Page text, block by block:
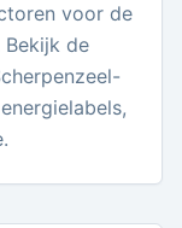
voor de
de